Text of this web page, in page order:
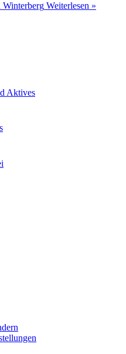
Winterberg Weiterlesen »
Aktives